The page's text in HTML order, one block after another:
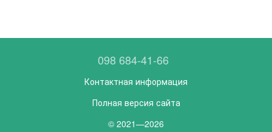
098 684-41-66
Контактная информация
Полная версия сайта
© 2021—2026